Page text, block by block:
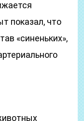
показал, что
«синеньких»,